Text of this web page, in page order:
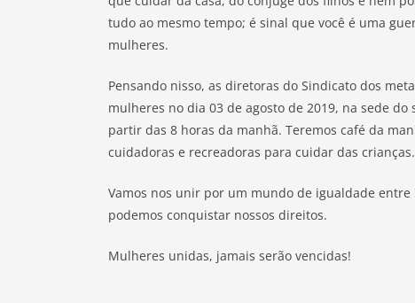
tudo ao mesmo tempo; é sinal que você é uma
mulheres.
Pensando nisso, as diretoras do Sindicato dos
mulheres no dia 03 de agosto de 2019, na sede
partir das 8 horas da manhã. Teremos café da
cuidadoras e recreadoras para cuidar das crianças.
Vamos nos unir por um mundo de igualdade
podemos conquistar nossos direitos.
Mulheres unidas, jamais serão vencidas!